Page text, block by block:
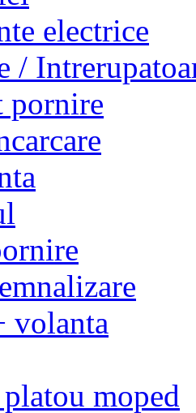
electrice
/
pornire
volanta
moped